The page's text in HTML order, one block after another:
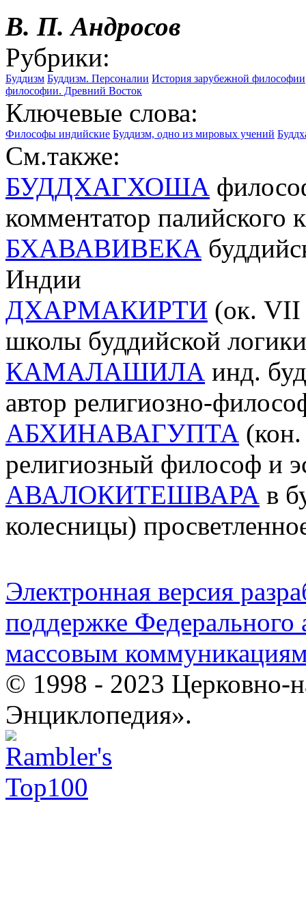
В. П. Андросов
Рубрики:
Буддизм Буддизм. Персоналии История зарубежной философии
философии. Древний Восток
Ключевые слова:
Философы индийские Буддизм, одно из мировых учений
См.также:
БУДДХАГХОША
комментатор палийского
БХАВАВИВЕКА
Индии
ДХАРМАКИРТИ (ок. VII
школы буддийской логики
КАМАЛАШИЛА инд.
автор религиозно-
АБХИНАВАГУПТА
религиозный философ и
АВАЛОКИТЕШВАРА в
колесницы)
Электронная версия
поддержке Федерального
массовым
© 1998 - 2023 Церковно-
Энциклопедия».